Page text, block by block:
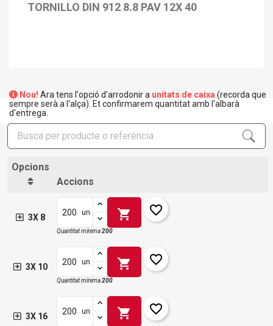
TORNILLO DIN 912 8.8 PAV 12X 40
Nou! Ara tens l'opció d'arrodonir a unitats de caixa (recorda que
sempre serà a l'alça). Et confirmarem quantitat amb l'albarà
d'entrega.
Opcions
Accions
3X 8
un shopping_cart favorite_border
Quantitat mínima200
3X 10
un shopping_cart favorite_border
Quantitat mínima200
3X 16
un shopping_cart favorite_border